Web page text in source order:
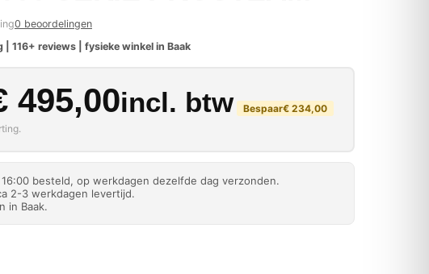
0 beoordelingen
116+ reviews | fysieke winkel in Baak
prijs was: €
495,00
prijs is: € 495,00.
incl. btw Bespaar€234,00
besteld, op werkdagen dezelfde dag verzonden.
2-3 werkdagen levertijd.
in Baak.